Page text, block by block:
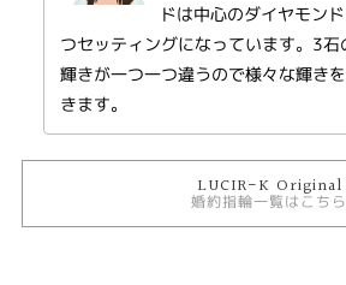
LUCIR-K ORIGINAL 【KAYLA】ケーラ
お仕上げしておりますので、着け心地も良い婚約
※価格にセンターダイヤの価格は含まれません。
ドは中心のダイヤモン
つセッティングになっています。3石
輝きが一つ一つ違うので様々な輝き
きます。
LUCIR-K Original
婚約指輪一覧はこちら